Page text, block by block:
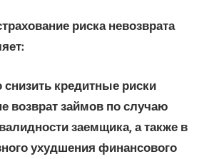
риска невозврата
кредитные риски
возврат займов по случаю
заемщика, а также в
ухудшения финансового